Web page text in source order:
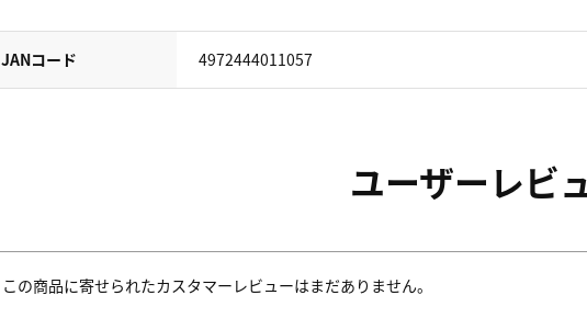
JANコード 4972444011057
ユーザーレビ
この商品に寄せられたカスタマーレビューはまだありません。